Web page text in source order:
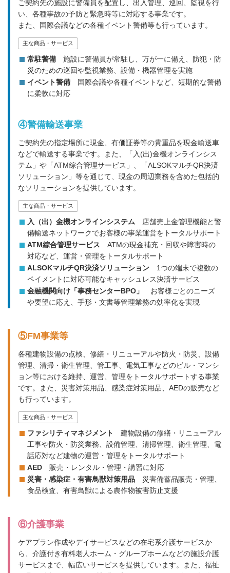
ご契約先の施設に警備員を配置し、出入管理、巡回、監視を行
い、各種事故の予防と緊急時等に対応する事業です。
また、国際会議などの各種イベント警備等も行っています。
主な商品・サービス
常駐警備 施設に警備員が常駐し、万が一に備え、防犯・防
災のための巡回や監視業務、設備・機器管理を実施
イベント警備 国際会議や各種イベントなど、短期的な警備
に柔軟に対応
④警備輸送事業
ご契約先の指定場所に現金、有価証券等の貴重品を現金輸送車
などで輸送する事業です。また、「入(出)金機オンラインシス
テム」や「ATM綜合管理サービス」、「ALSOKマルチQR決済
ソリューション」等を通じて、現金の周辺業務を含めた包括的
なソリューションを提供しています。
主な商品・サービス
入（出）金機オンラインシステム 店舗売上金管理機能と警
備輸送ネットワークでお客様の事業運営をトータルサポート
ATM綜合管理サービス ATMの現金補充・回収や障害時の
対応など、運営・管理をトータルサポート
ALSOKマルチQR決済ソリューション 1つの端末で複数の
ペイメントに対応可能なキャッシュレス決済サービス
金融機関向け「事務センターBPO」
お客様ごとのニーズ
や要望に応え、手形・文書等管理業務の効率化を実現
⑤FM事業等
各種建物設備の点検、修繕・リニューアルや防火・防災、設備
管理、清掃・衛生管理、管工事、電気工事などのビル・マンシ
ョン等における維持、運営、管理をトータルサポートする事業
です。また、災害対策用品、感染症対策用品、AEDの販売など
も行っています。
主な商品・サービス
ファシリティマネジメント
建物設備の修繕・リニューアル
工事や防火・防災業務、設備管理、清掃管理、衛生管理、電
話応対など建物の運営・管理をトータルサポート
AED 販売・レンタル・管理・講習に対応
災害・感染症・有害鳥獣対策用品 災害備蓄品販売・管理、
食品検査、有害鳥獣による農作物被害防止支援
⑥介護事業
ケアプラン作成やデイサービスなどの在宅系介護サービスか
ら、介護付き有料老人ホーム・グループホームなどの施設介護
サービスまで、幅広いサービスを提供しています。また、福祉